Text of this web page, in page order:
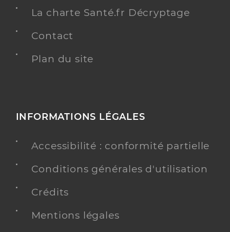
La charte Santé.fr Décryptage
Contact
Plan du site
INFORMATIONS LÉGALES
Accessibilité : conformité partielle
Conditions générales d'utilisation
Crédits
Mentions légales